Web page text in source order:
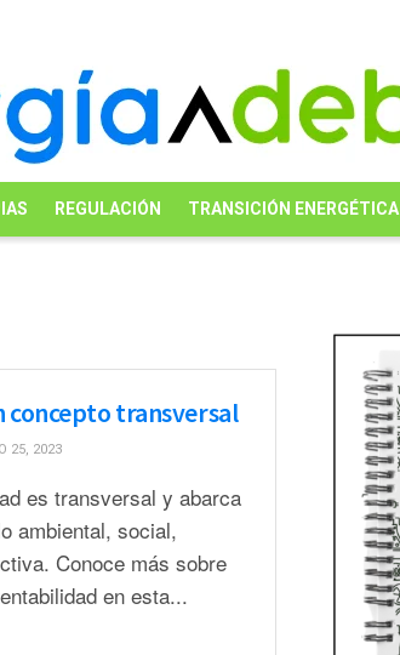
REGULACIÓN TRANSICIÓN ENERGÉTICA
concepto transversal
25, 2023
es transversal y abarca
ambiental, social,
Conoce más sobre
en esta...